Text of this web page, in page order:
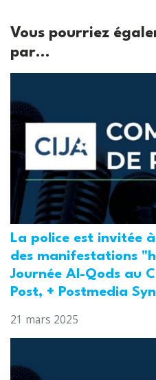
Vous pourriez
par...
La police est invitée
des manifestations
Journée Al-Qods au
Post, + Postmedia
21 mars 2025